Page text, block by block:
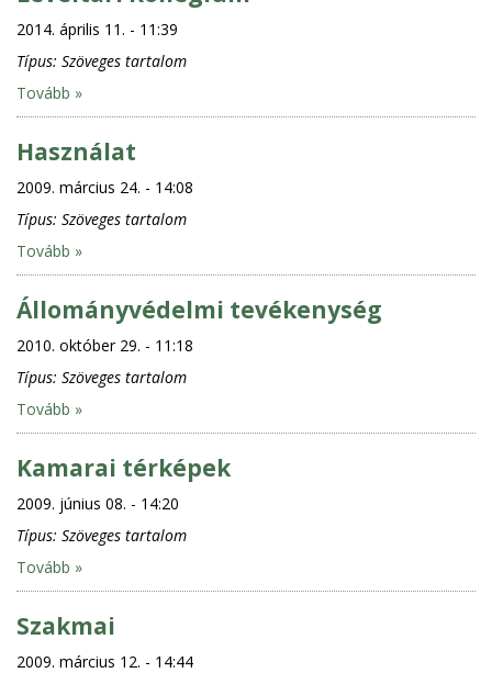
2014. április 11. - 11:39
Típus: Szöveges tartalom
Tovább »
Használat
2009. március 24. - 14:08
Típus: Szöveges tartalom
Tovább »
Állományvédelmi tevékenység
2010. október 29. - 11:18
Típus: Szöveges tartalom
Tovább »
Kamarai térképek
2009. június 08. - 14:20
Típus: Szöveges tartalom
Tovább »
Szakmai
2009. március 12. - 14:44